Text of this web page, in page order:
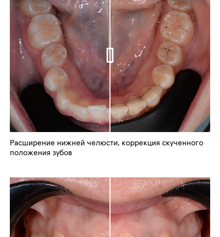
Расширение нижней челюсти, коррекция скученного
положения зубов